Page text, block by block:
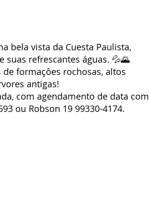
bela vista da Cuesta Paulista,
refrescantes águas. 💦🌄
formações rochosas, altos
antigas!
com agendamento de data com
ou Robson 19 99330-4174.